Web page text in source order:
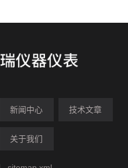
新闻中心 技术文章
关于我们